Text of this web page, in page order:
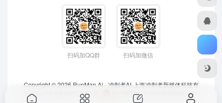
扫码加QQ群 扫码加微信
Copyright © 2026 RunMan.Ai - 冲刺者AI-上海冲刺者新媒体科技有
限公司
沪ICP备05007953号 沪公网安备 31010402000911号